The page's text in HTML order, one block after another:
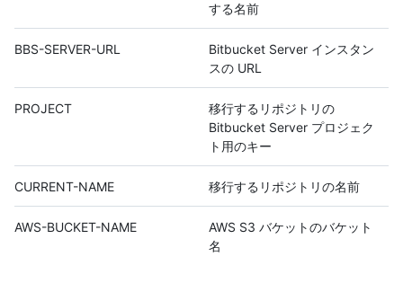
する名前
BBS-SERVER-URL
Bitbucket Server インスタン
スの URL
PROJECT
移行するリポジトリの
Bitbucket Server プロジェク
ト用のキー
CURRENT-NAME 移行するリポジトリの名前
AWS-BUCKET-NAME
AWS S3 バケットのバケット
名